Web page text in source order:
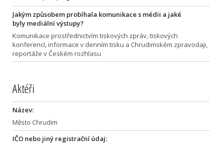
Jakým způsobem probíhala komunikace s médii a jaké
byly mediální výstupy?
Komunikace prostřednictvím tiskových zpráv, tiskových
konferencí, informace v denním tisku a Chrudimském zpravodaji,
reportáže v Českém rozhlasu
Aktéři
Název:
Město Chrudim
IČO nebo jiný registrační údaj: